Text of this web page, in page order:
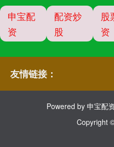
申宝配
资
配资炒
股
股
资
友情链接：
Powered by 申宝配
Copyright